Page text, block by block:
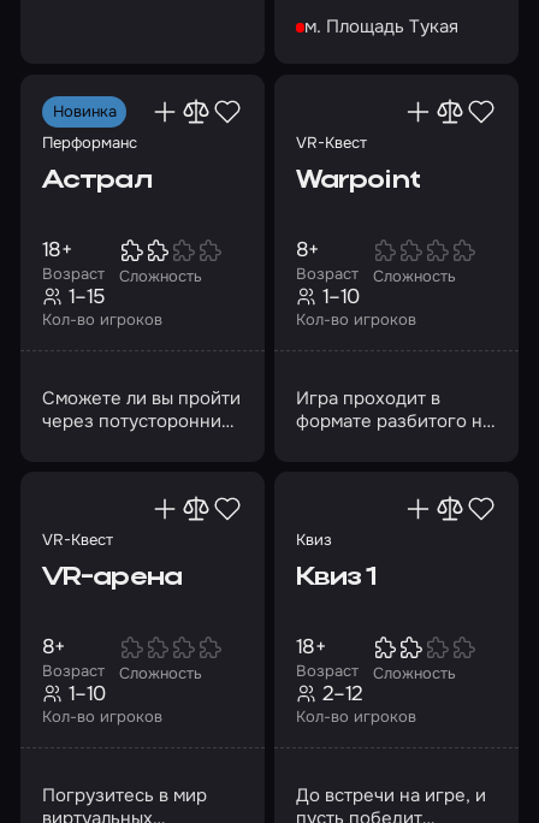
обезвреживание
м. Площадь Тукая
Новинка
Перформанс
Астрал
Возраст
18+
Сложность
Кол-во игроков
1–15
Сможете ли вы пройти
через потусторонний
VR-Квест
Warpoint
Возраст
8+
Сложность
Кол-во игроков
1–10
Игра проходит в
формате разбитого на
VR-Квест
VR-арена
Возраст
8+
Сложность
Кол-во игроков
1–10
Погрузитесь в мир
Квиз
Квиз 1
Возраст
18+
Сложность
Кол-во игроков
2–12
До встречи на игре, и